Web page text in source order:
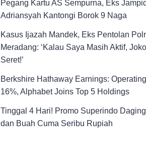
Pegang Kartu AS Sempurna, Eks
Adriansyah Kantongi Borok 9 Naga
Kasus Ijazah Mandek, Eks Pentolan
Meradang: ‘Kalau Saya Masih Aktif,
Seret!’
Berkshire Hathaway Earnings:
16%, Alphabet Joins Top 5 Holdings
Tinggal 4 Hari! Promo Superindo
dan Buah Cuma Seribu Rupiah